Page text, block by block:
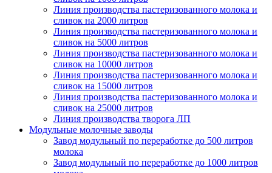
Линия производства пастеризованного молока и
сливок на 2000 литров
Линия производства пастеризованного молока и
сливок на 5000 литров
Линия производства пастеризованного молока и
сливок на 10000 литров
Линия производства пастеризованного молока и
сливок на 15000 литров
Линия производства пастеризованного молока и
сливок на 25000 литров
Линия производства творога ЛП
Модульные молочные заводы
Завод модульный по переработке до 500 литров
молока
Завод модульный по переработке до 1000 литров